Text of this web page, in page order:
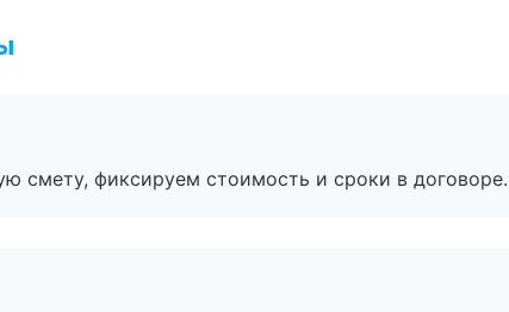
смету, фиксируем стоимость и сроки в договоре.